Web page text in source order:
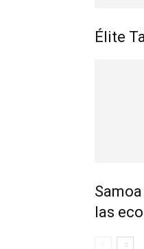
Élite
las